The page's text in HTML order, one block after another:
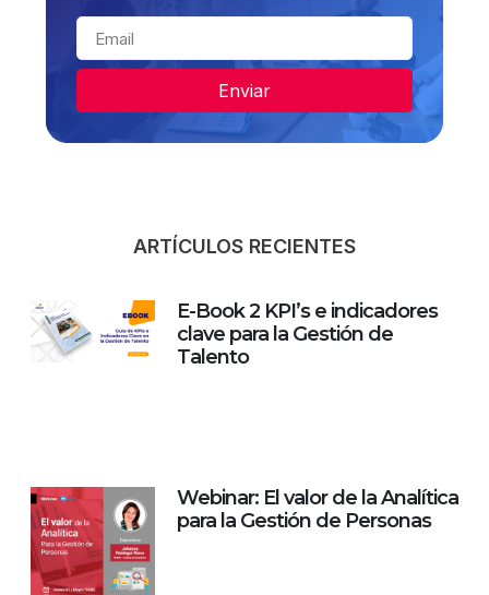
Enviar
ARTÍCULOS RECIENTES
E-Book 2 KPI’s e indicadores
clave para la Gestión de
Talento
Webinar: El valor de la Analítica
para la Gestión de Personas